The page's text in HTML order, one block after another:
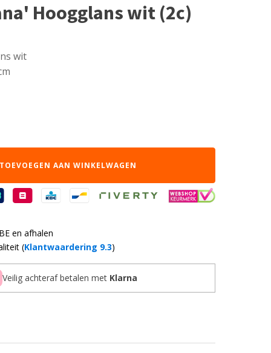
Hoogglans wit (2c)
wit
TOEVOEGEN AAN WINKELWAGEN
en afhalen
(Klantwaardering 9.3)
Veilig achteraf betalen met Klarna